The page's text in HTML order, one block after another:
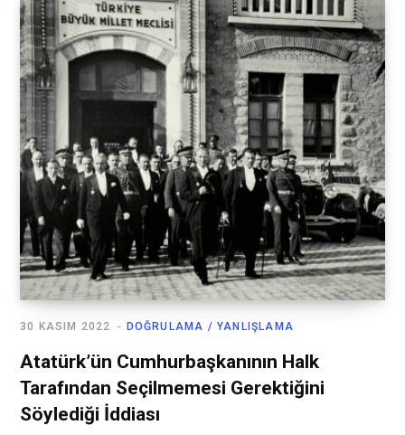
DOĞRULAMA / YANLIŞLAMA
30 KASIM 2022
Atatürk’ün Cumhurbaşkanının Halk
Tarafından Seçilmemesi Gerektiğini
Söylediği İddiası